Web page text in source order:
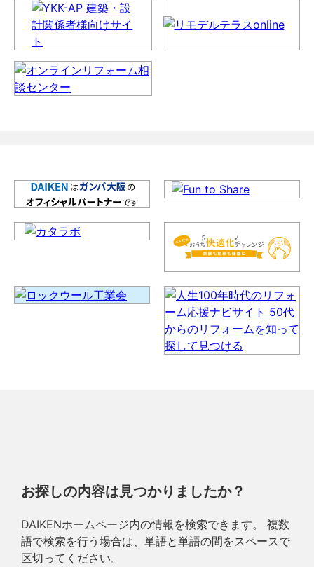
お探しの内容は見つかりましたか？
DAIKENホームページ内の情報を検索できます。 複数
語で検索を行う場合は、単語と単語の間をスペースで
区切ってください。